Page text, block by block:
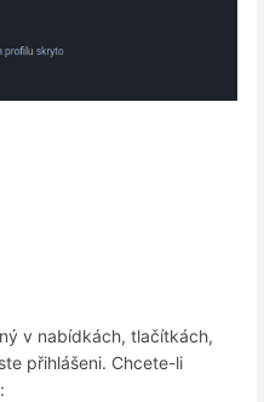
v nabídkách, tlačítkách,
přihlášeni. Chcete-li